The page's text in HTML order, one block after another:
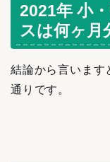
2021年 小
スは何ヶ月
結論から言います
通りです。